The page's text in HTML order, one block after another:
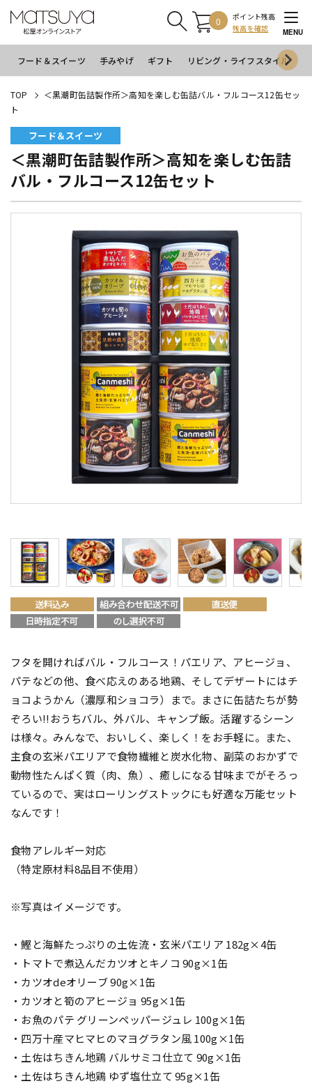
0
ポイント残高
残高を確認
MENU
フード＆スイーツ 手みやげ ギフト リビング・ライフスタイル
TOP
＜黒潮町缶詰製作所＞高知を楽しむ缶詰バル・フルコース12缶セッ
ト
フード＆スイーツ
＜黒潮町缶詰製作所＞高知を楽しむ缶詰
バル・フルコース12缶セット
フタを開ければバル・フルコース！パエリア、アヒージョ、
パテなどの他、食べ応えのある地鶏、そしてデザートにはチ
ョコようかん（濃厚和ショコラ）まで。まさに缶詰たちが勢
ぞろい!!おうちバル、外バル、キャンプ飯。活躍するシーン
は様々。みんなで、おいしく、楽しく！をお手軽に。また、
主食の玄米パエリアで食物繊維と炭水化物、副菜のおかずで
動物性たんぱく質（肉、魚）、癒しになる甘味までがそろっ
ているので、実はローリングストックにも好適な万能セット
なんです！
食物アレルギー対応
（特定原材料8品目不使用）
※写真はイメージです。
・鰹と海鮮たっぷりの土佐流・玄米パエリア 182g×4缶
・トマトで煮込んだカツオとキノコ 90g×1缶
・カツオdeオリーブ 90g×1缶
・カツオと筍のアヒージョ 95g×1缶
・お魚のパテ グリーンペッパージュレ 100g×1缶
・四万十産マヒマヒのマヨグラタン風 100g×1缶
・土佐はちきん地鶏 バルサミコ仕立て 90g×1缶
・土佐はちきん地鶏 ゆず塩仕立て 95g×1缶